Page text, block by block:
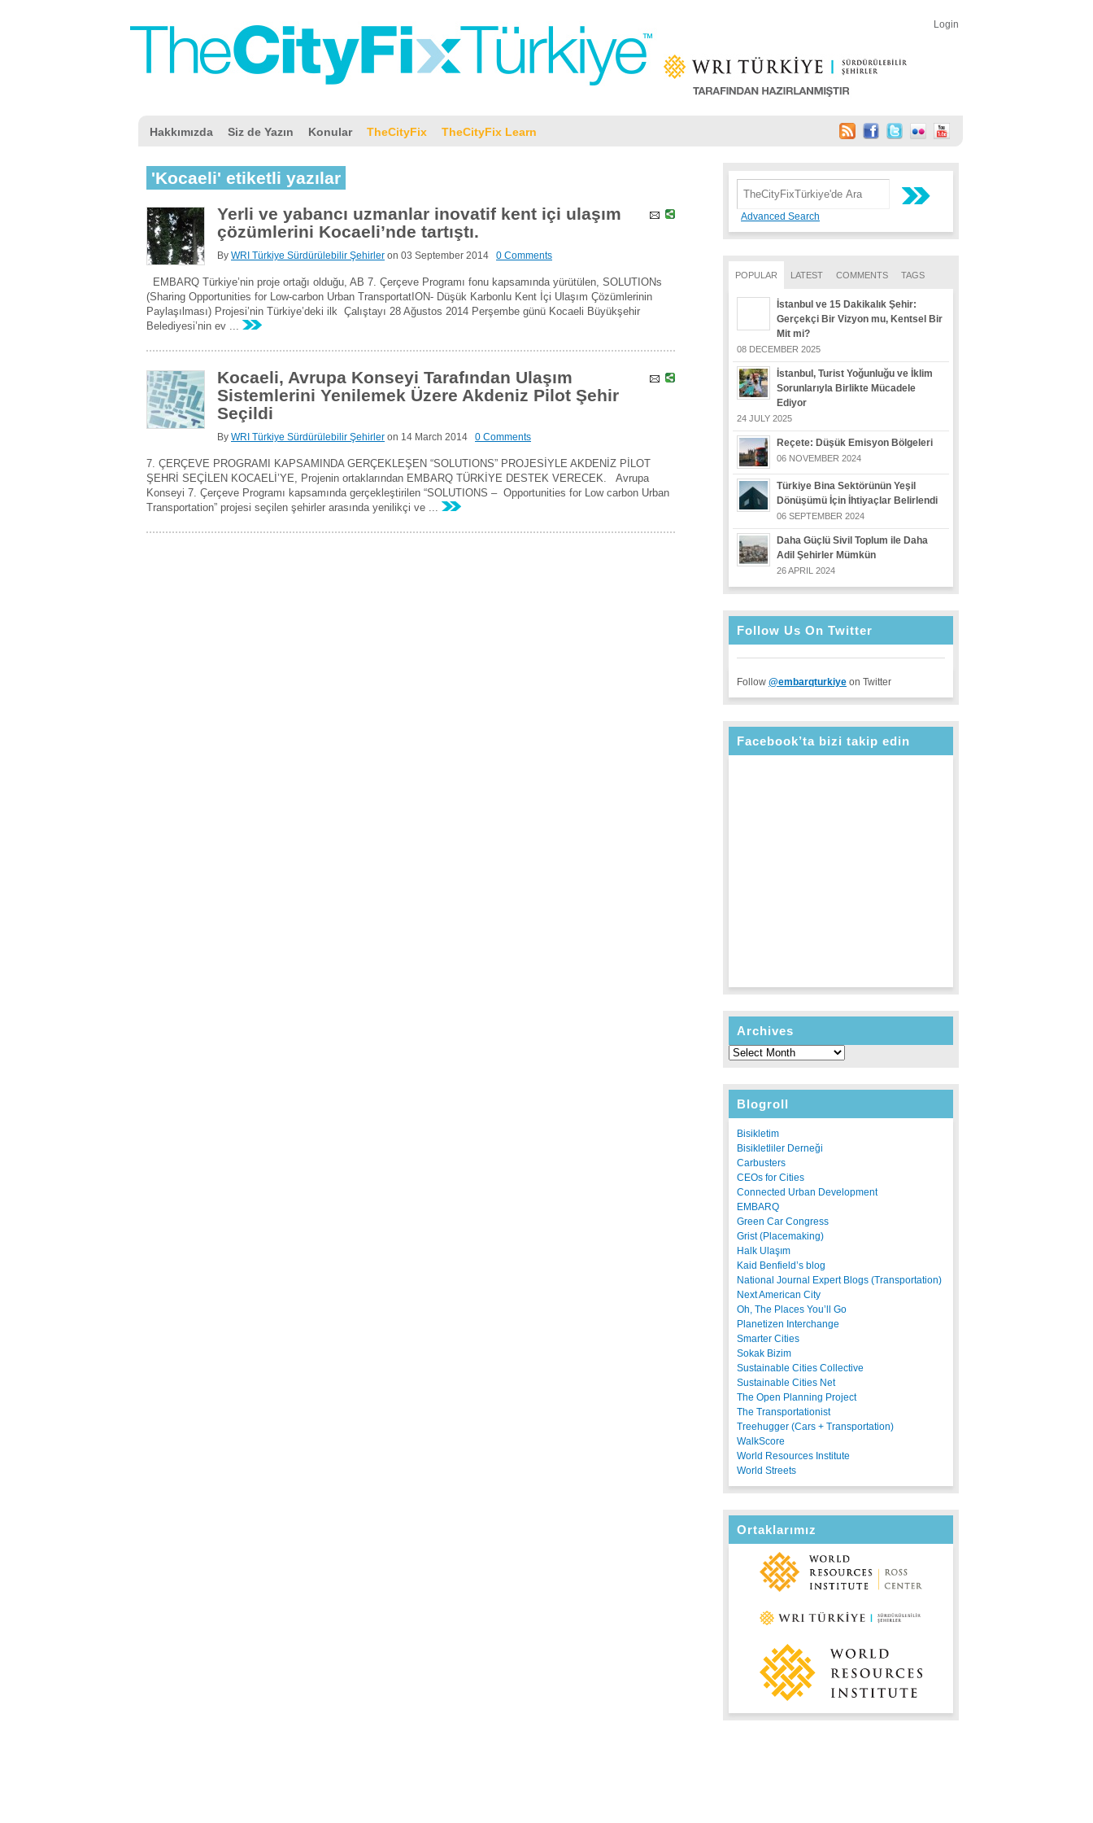
Login
Hakkımızda Siz de Yazın Konular TheCityFix TheCityFix Learn
Advanced Search
POPULAR LATEST COMMENTS TAGS
İstanbul ve 15 Dakikalık Şehir:
Gerçekçi Bir Vizyon mu, Kentsel Bir
Mit mi?
08 DECEMBER 2025
İstanbul, Turist Yoğunluğu ve İklim
Sorunlarıyla Birlikte Mücadele
Ediyor
24 JULY 2025
Reçete: Düşük Emisyon Bölgeleri
06 NOVEMBER 2024
Türkiye Bina Sektörünün Yeşil
Dönüşümü İçin İhtiyaçlar Belirlendi
06 SEPTEMBER 2024
Daha Güçlü Sivil Toplum ile Daha
Adil Şehirler Mümkün
26 APRIL 2024
Follow Us On Twitter
Follow @embarqturkiye on Twitter
Facebook’ta bizi takip edin
Archives
Blogroll
Bisikletim
Bisikletliler Derneği
Carbusters
CEOs for Cities
Connected Urban Development
EMBARQ
Green Car Congress
Grist (Placemaking)
Halk Ulaşım
Kaid Benfield’s blog
National Journal Expert Blogs (Transportation)
Next American City
Oh, The Places You’ll Go
Planetizen Interchange
Smarter Cities
Sokak Bizim
Sustainable Cities Collective
Sustainable Cities Net
The Open Planning Project
The Transportationist
Treehugger (Cars + Transportation)
WalkScore
World Resources Institute
World Streets
Ortaklarımız
'Kocaeli' etiketli yazılar
Yerli ve yabancı uzmanlar inovatif kent içi ulaşım
çözümlerini Kocaeli’nde tartıştı.
By WRI Türkiye Sürdürülebilir Şehirler on 03 September 2014 0 Comments
EMBARQ Türkiye’nin proje ortağı olduğu, AB 7. Çerçeve Programı fonu kapsamında yürütülen, SOLUTIONs
(Sharing Opportunities for Low-carbon Urban TransportatION- Düşük Karbonlu Kent İçi Ulaşım Çözümlerinin
Paylaşılması) Projesi’nin Türkiye’deki ilk Çalıştayı 28 Ağustos 2014 Perşembe günü Kocaeli Büyükşehir
Belediyesi’nin ev ...
Kocaeli, Avrupa Konseyi Tarafından Ulaşım
Sistemlerini Yenilemek Üzere Akdeniz Pilot Şehir
Seçildi
By WRI Türkiye Sürdürülebilir Şehirler on 14 March 2014 0 Comments
7. ÇERÇEVE PROGRAMI KAPSAMINDA GERÇEKLEŞEN “SOLUTIONS” PROJESİYLE AKDENİZ PİLOT
ŞEHRİ SEÇİLEN KOCAELİ’YE, Projenin ortaklarından EMBARQ TÜRKİYE DESTEK VERECEK. Avrupa
Konseyi 7. Çerçeve Programı kapsamında gerçekleştirilen “SOLUTIONS – Opportunities for Low carbon Urban
Transportation” projesi seçilen şehirler arasında yenilikçi ve ...